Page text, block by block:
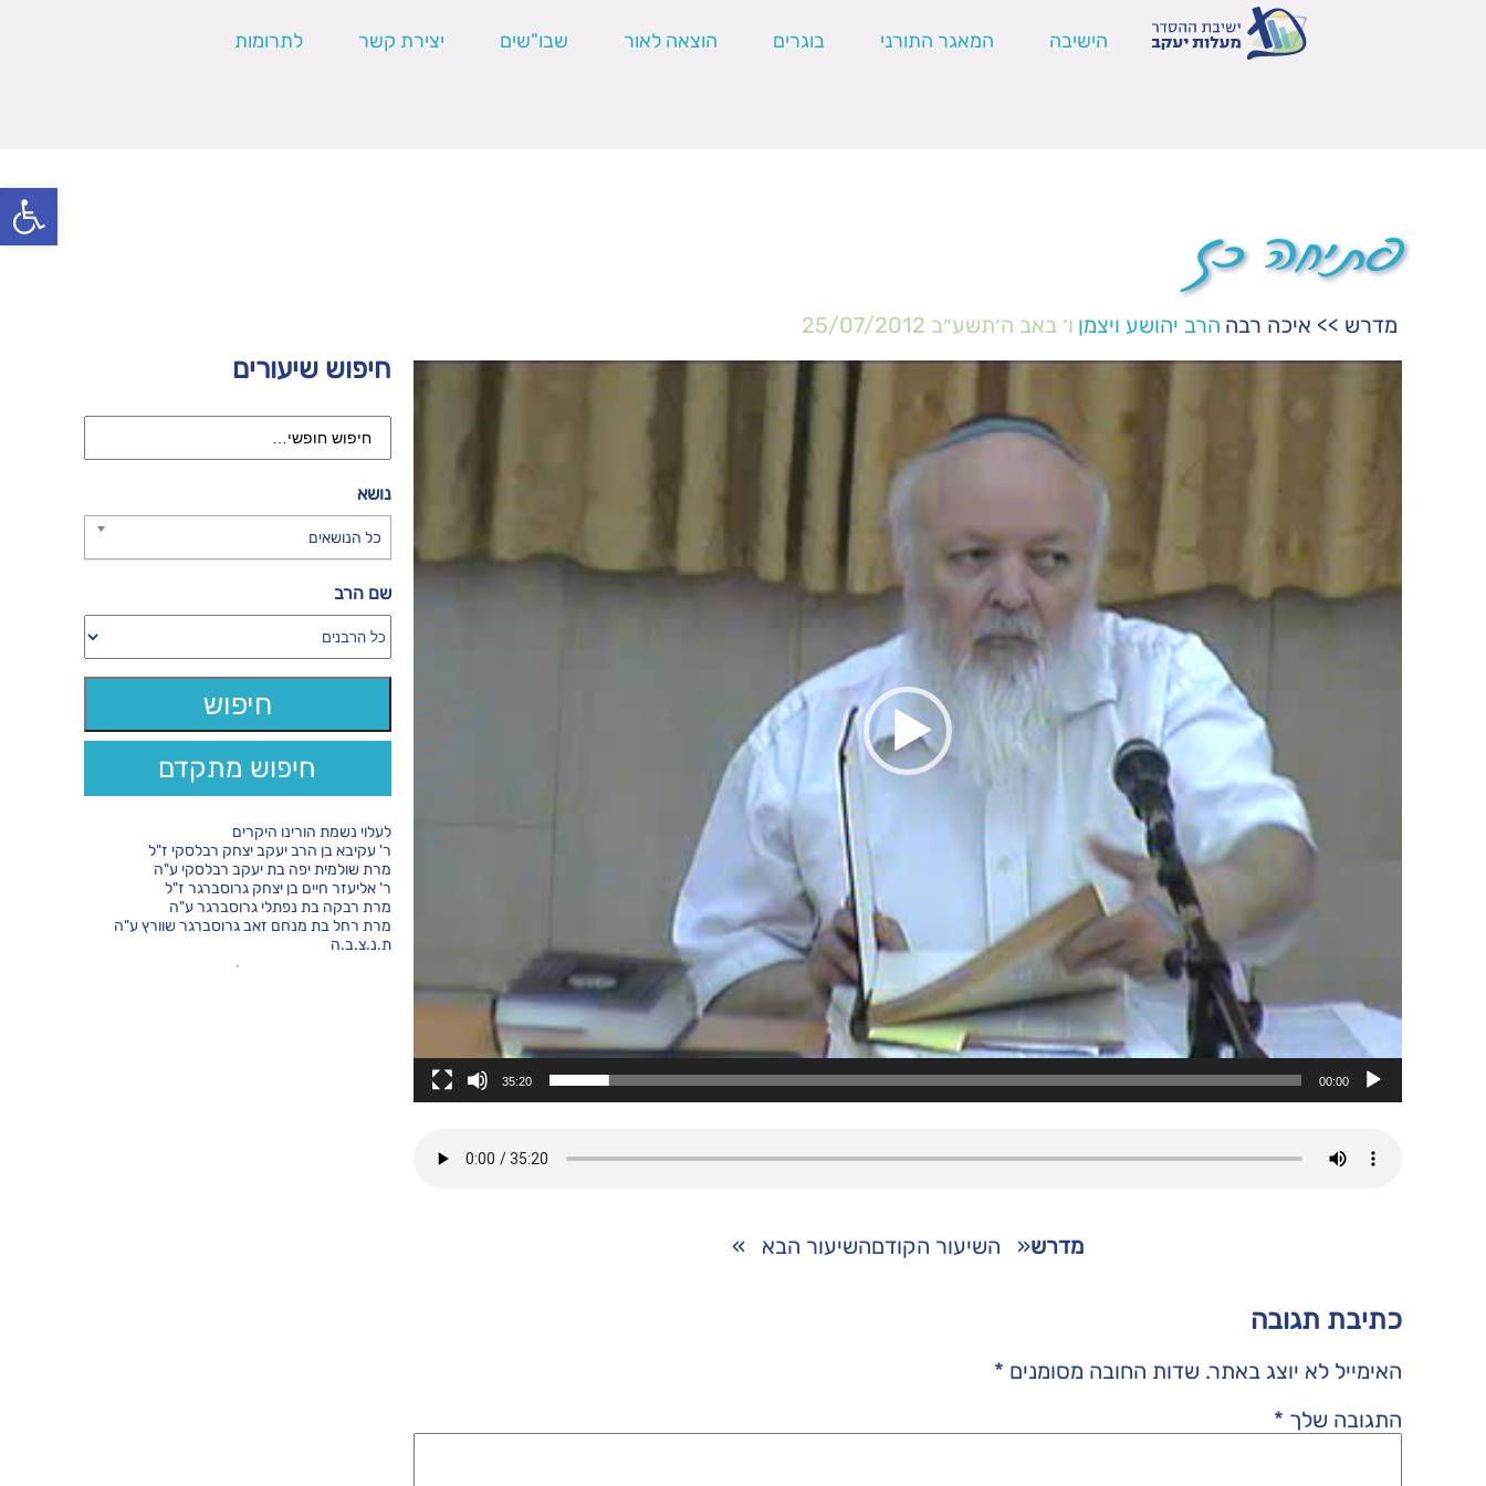
פתח
הישיבה המאגר התורני בוגרים הוצאה לאור שבו"שים יצירת קשר לתרומות
פתיחה כז
מדרש >> איכה רבה הרב יהושע ויצמן ו׳ באב ה׳תשע״ב 25/07/2012
נגן
00:00
35:20
מדרש« השיעור הקודםהשיעור הבא »
כתיבת תגובה
האימייל לא יוצג באתר. שדות החובה מסומנים *
התגובה שלך *
חיפוש שיעורים
נושא
כל הנושאים
שם הרב
חיפוש מתקדם
לעלוי נשמת הורינו היקרים
ר' עקיבא בן הרב יעקב יצחק רבלסקי ז"ל
מרת שולמית יפה בת יעקב רבלסקי ע"ה
ר' אליעזר חיים בן יצחק גרוסברגר ז"ל
מרת רבקה בת נפתלי גרוסברגר ע"ה
מרת רחל בת מנחם זאב גרוסברגר שוורץ ע"ה
ת.נ.צ.ב.ה